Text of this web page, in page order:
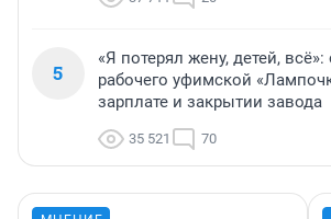
5
«Я потерял жену, детей,
рабочего уфимской
зарплате и закрытии завода
35 521 70